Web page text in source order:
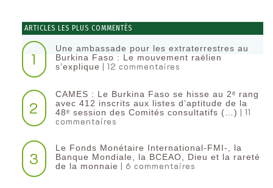
ARTICLES LES PLUS COMMENTÉS
1
Une ambassade pour les extraterrestres au
Burkina Faso : Le mouvement raëlien
s’explique | 12 commentaires
2
CAMES : Le Burkina Faso se hisse au 2ᵉ rang
avec 412 inscrits aux listes d’aptitude de la
48ᵉ session des Comités consultatifs (…) | 11
commentaires
3
Le Fonds Monétaire International-FMI-, la
Banque Mondiale, la BCEAO, Dieu et la rareté
de la monnaie | 6 commentaires